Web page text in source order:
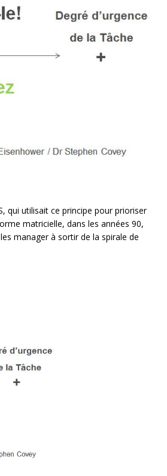
qui utilisait ce principe pour prioriser
matricielle, dans les années 90,
manager à sortir de la spirale de